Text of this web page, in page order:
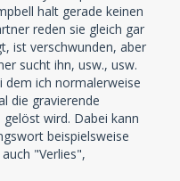
halt gerade keinen
reden sie gleich gar
ist verschwunden, aber
sucht ihn, usw., usw.
dem ich normalerweise
die gravierende
wird. Dabei kann
beispielsweise
"Verlies",